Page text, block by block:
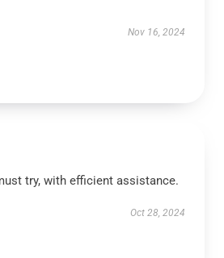
Nov 16, 2024
try, with efficient assistance.
Oct 28, 2024